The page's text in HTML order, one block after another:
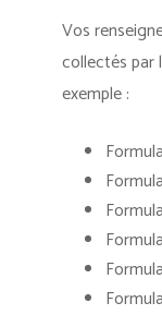
Vos
collectés par
exemple :